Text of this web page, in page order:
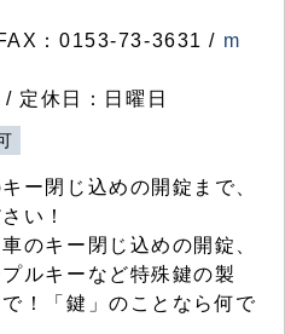
：0153-73-3631 / m
定休日：日曜日
ー閉じ込めの開錠まで、
い！
のキー閉じ込めの開錠、
ルキーなど特殊鍵の製
！「鍵」のことなら何で